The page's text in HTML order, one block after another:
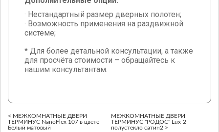
· Нестандартный размер дверных полотен;
· Возможность применения на раздвижной
системе;
* Для более детальной консультации, а также
для просчёта стоимости – обращайтесь к
нашим консультантам.
< МЕЖКОМНАТНЫЕ ДВЕРИ
ТЕРМИНУС NanoFlex 107 в цвете
Белый матовый
МЕЖКОМНАТНЫЕ ДВЕРИ
ТЕРМИНУС "РОДОС" Lux-2
полустекло сатин2 >